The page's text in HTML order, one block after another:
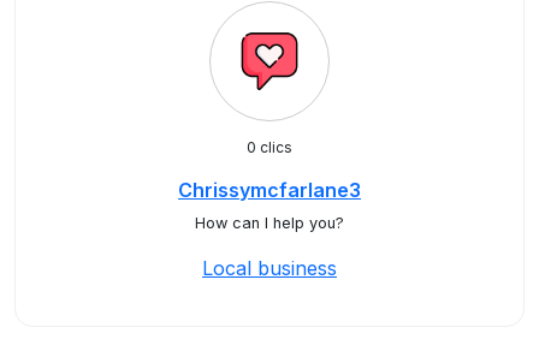
0 clics
Chrissymcfarlane3
How can I help you?
Local business